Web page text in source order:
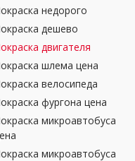
недорого
дешево
двигателя
шлема цена
велосипеда
фургона цена
микроавтобуса
микроавтобуса